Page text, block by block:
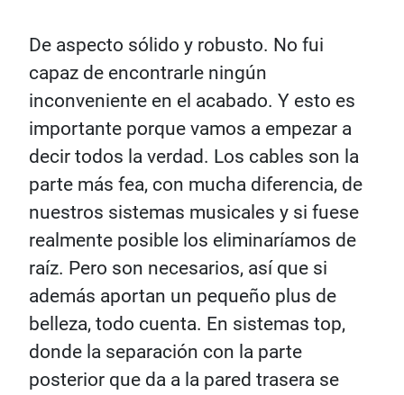
De aspecto sólido y robusto. No fui
capaz de encontrarle ningún
inconveniente en el acabado. Y esto es
importante porque vamos a empezar a
decir todos la verdad. Los cables son la
parte más fea, con mucha diferencia, de
nuestros sistemas musicales y si fuese
realmente posible los eliminaríamos de
raíz. Pero son necesarios, así que si
además aportan un pequeño plus de
belleza, todo cuenta. En sistemas top,
donde la separación con la parte
posterior que da a la pared trasera se